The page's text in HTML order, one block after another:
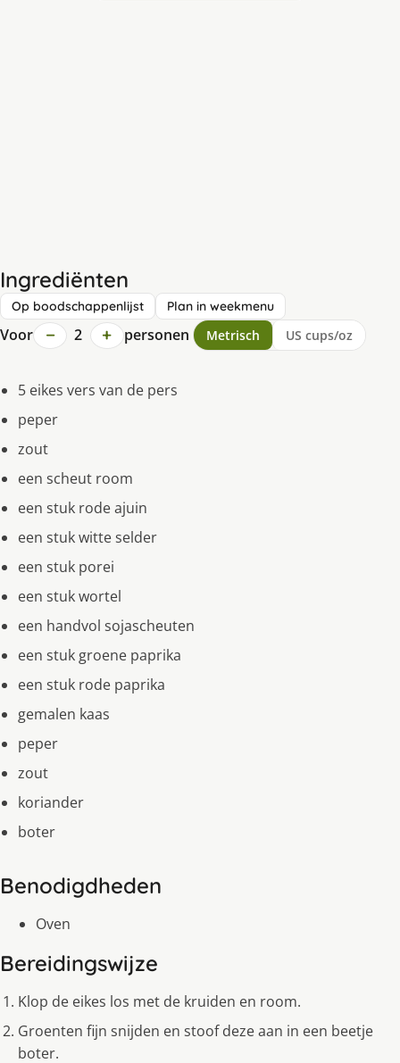
Ingrediënten
Op boodschappenlijst Plan in weekmenu
Voor − 2 + personen Metrisch US cups/oz
5 eikes vers van de pers
peper
zout
een scheut room
een stuk rode ajuin
een stuk witte selder
een stuk porei
een stuk wortel
een handvol sojascheuten
een stuk groene paprika
een stuk rode paprika
gemalen kaas
peper
zout
koriander
boter
Benodigdheden
Oven
Bereidingswijze
Klop de eikes los met de kruiden en room.
Groenten fijn snijden en stoof deze aan in een beetje
boter.